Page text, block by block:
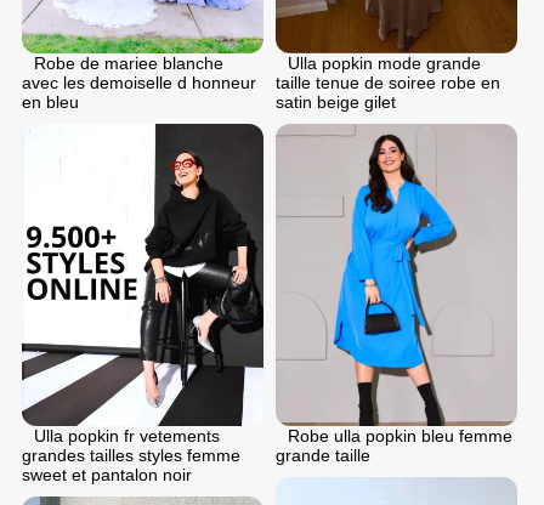
Robe de mariee blanche
avec les demoiselle d honneur
en bleu
Ulla popkin mode grande
taille tenue de soiree robe en
satin beige gilet
Ulla popkin fr vetements
grandes tailles styles femme
sweet et pantalon noir
Robe ulla popkin bleu femme
grande taille